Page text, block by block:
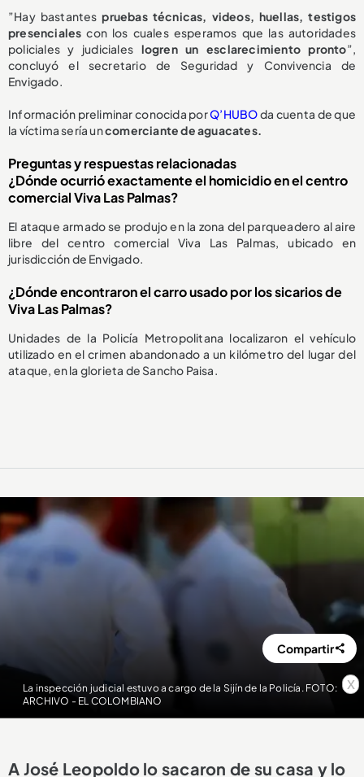
x
”Hay bastantespruebas técnicas, videos, huellas, testigos
presenciales con los cuales esperamos que las autoridades
policiales y judiciales logren un esclarecimiento pronto”,
concluyó el secretario de Seguridad y Convivencia de
Envigado.
Información preliminar conocida porQ’HUBOda cuenta de que
la víctima sería uncomerciante de aguacates.
Preguntas y respuestas relacionadas
¿Dónde ocurrió exactamente el homicidio en el centro
comercial Viva Las Palmas?
El ataque armado se produjo en la zona del parqueadero al aire
libre del centro comercial Viva Las Palmas, ubicado en
jurisdicción de Envigado.
¿Dónde encontraron el carro usado por los sicarios de
Viva Las Palmas?
Unidades de la Policía Metropolitana localizaron el vehículo
utilizado en el crimen abandonado a un kilómetro del lugar del
ataque, en la glorieta de Sancho Paisa.
La inspección judicial estuvo a cargo de la Sijín de la Policía. FOTO:
ARCHIVO - EL COLOMBIANO
Compartir
A José Leopoldo lo sacaron de su casa y lo